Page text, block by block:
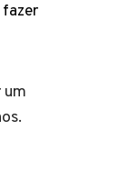
fazer
um